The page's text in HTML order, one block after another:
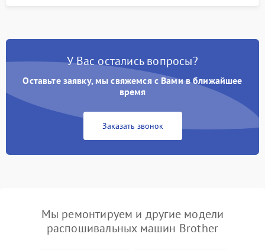
У Вас остались вопросы?
Оставьте заявку, мы свяжемся с Вами в ближайшее
время
Заказать звонок
Мы ремонтируем и другие модели
распошивальных машин Brother